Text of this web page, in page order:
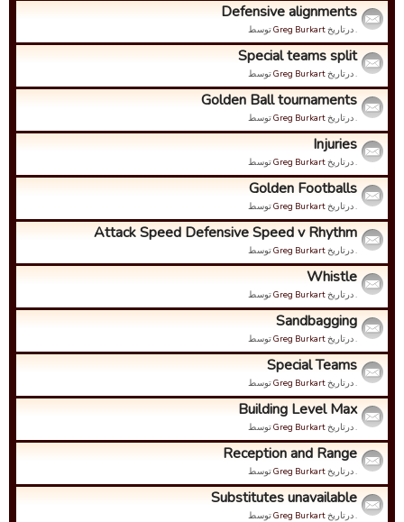
Defensive alignments
. درتاریخGreg Burkartتوسط
Special teams split
. درتاریخGreg Burkartتوسط
Golden Ball tournaments
. درتاریخGreg Burkartتوسط
Injuries
. درتاریخGreg Burkartتوسط
Golden Footballs
. درتاریخGreg Burkartتوسط
Attack Speed Defensive Speed v Rhythm
. درتاریخGreg Burkartتوسط
Whistle
. درتاریخGreg Burkartتوسط
Sandbagging
. درتاریخGreg Burkartتوسط
Special Teams
. درتاریخGreg Burkartتوسط
Building Level Max
. درتاریخGreg Burkartتوسط
Reception and Range
. درتاریخGreg Burkartتوسط
Substitutes unavailable
. درتاریخGreg Burkartتوسط